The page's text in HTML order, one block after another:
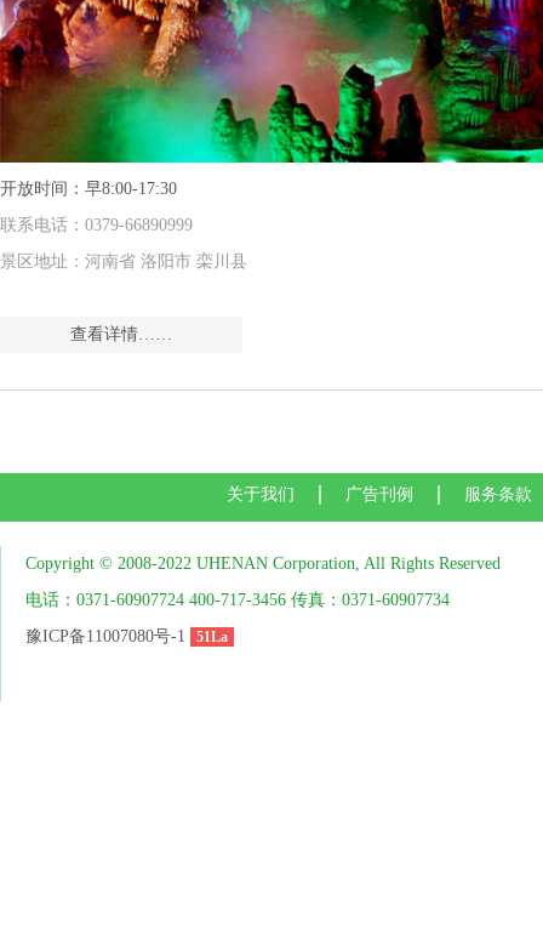
开放时间：早8:00-17:30
联系电话：0379-66890999
景区地址：河南省 洛阳市 栾川县
查看详情……
关于我们 广告刊例 服务条款
Copyright © 2008-2022 UHENAN Corporation, All Rights Reserved
电话：0371-60907724 400-717-3456 传真：0371-60907734
豫ICP备11007080号-1
51La